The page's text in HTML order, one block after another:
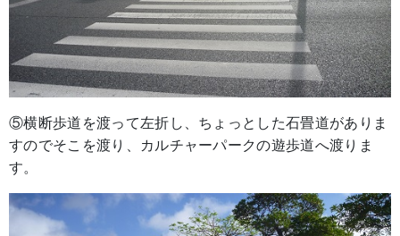
⑤横断歩道を渡って左折し、ちょっとした石畳道がありま
すのでそこを渡り、カルチャーパークの遊歩道へ渡りま
す。